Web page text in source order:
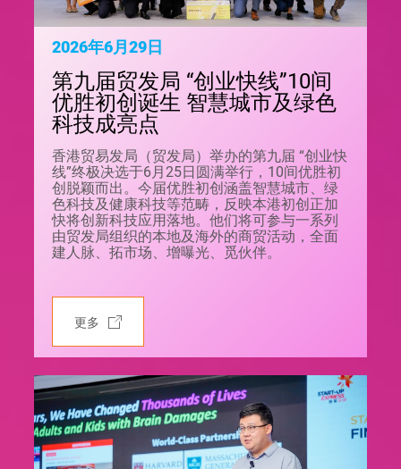
2026年6月29日
第九届贸发局 “创业快线”10间
优胜初创诞生 智慧城市及绿色
科技成亮点
香港贸易发局（贸发局）举办的第九届 “创业快
线”终极决选于6月25日圆满举行，10间优胜初
创脱颖而出。今届优胜初创涵盖智慧城市、绿
色科技及健康科技等范畴，反映本港初创正加
快将创新科技应用落地。他们将可参与一系列
由贸发局组织的本地及海外的商贸活动，全面
建人脉、拓市场、增曝光、觅伙伴。
更多